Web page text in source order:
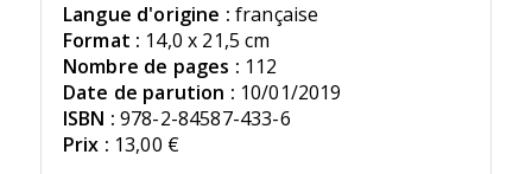
Langue d'origine : française
Format : 14,0 x 21,5 cm
Nombre de pages : 112
Date de parution : 10/01/2019
ISBN : 978-2-84587-433-6
Prix : 13,00 €